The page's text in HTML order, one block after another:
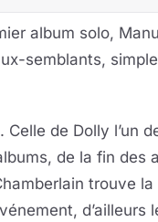
album solo,
semblants,
Celle de Dolly l’un
de la fin des
trouve